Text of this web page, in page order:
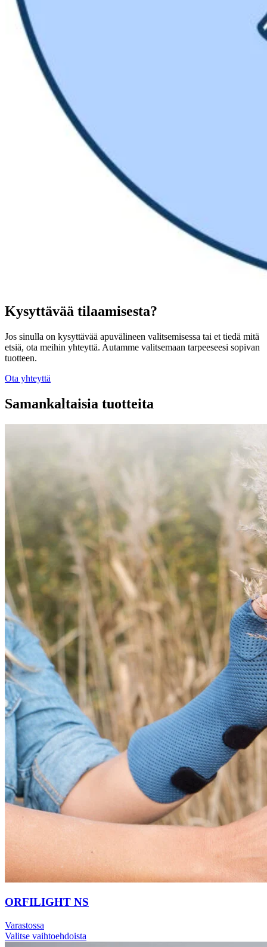
Kysyttävää tilaamisesta?
Jos sinulla on kysyttävää apuvälineen valitsemisessa tai et tiedä mitä
etsiä, ota meihin yhteyttä. Autamme valitsemaan tarpeeseesi sopivan
tuotteen.
Ota yhteyttä
Samankaltaisia tuotteita
ORFILIGHT NS
Varastossa
Valitse vaihtoehdoista